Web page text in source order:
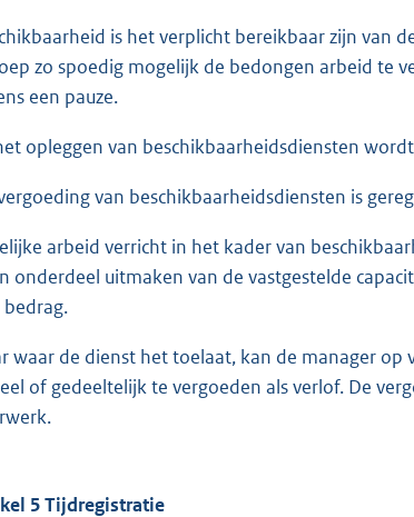
is het verplicht bereikbaar zijn van
zo spoedig mogelijk de bedongen arbeid te
een pauze.
opleggen van beschikbaarheidsdiensten
van beschikbaarheidsdiensten is
arbeid verricht in het kader van
onderdeel uitmaken van de vastgestelde
bedrag.
waar de dienst het toelaat, kan de manager
of gedeeltelijk te vergoeden als verlof. De
5 Tijdregistratie